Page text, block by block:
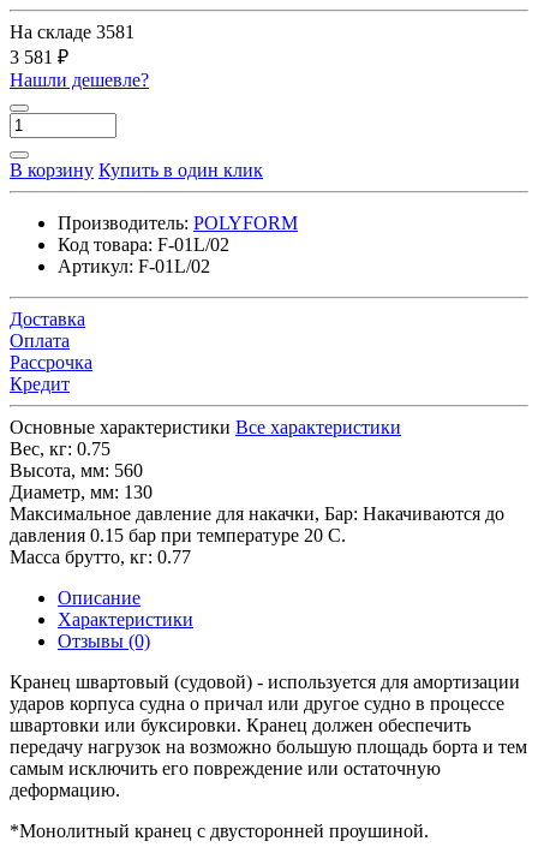
На складе 3581
3 581 ₽
Нашли дешевле?
В корзину Купить в один клик
Производитель: POLYFORM
Код товара: F-01L/02
Артикул: F-01L/02
Доставка
Оплата
Рассрочка
Кредит
Основные характеристики Все характеристики
Вес, кг: 0.75
Высота, мм: 560
Диаметр, мм: 130
Максимальное давление для накачки, Бар: Накачиваются до
давления 0.15 бар при температуре 20 С.
Масса брутто, кг: 0.77
Описание
Характеристики
Отзывы (0)
Кранец швартовый (судовой) - используется для амортизации
ударов корпуса судна о причал или другое судно в процессе
швартовки или буксировки. Кранец должен обеспечить
передачу нагрузок на возможно большую площадь борта и тем
самым исключить его повреждение или остаточную
деформацию.
*Монолитный кранец с двусторонней проушиной.